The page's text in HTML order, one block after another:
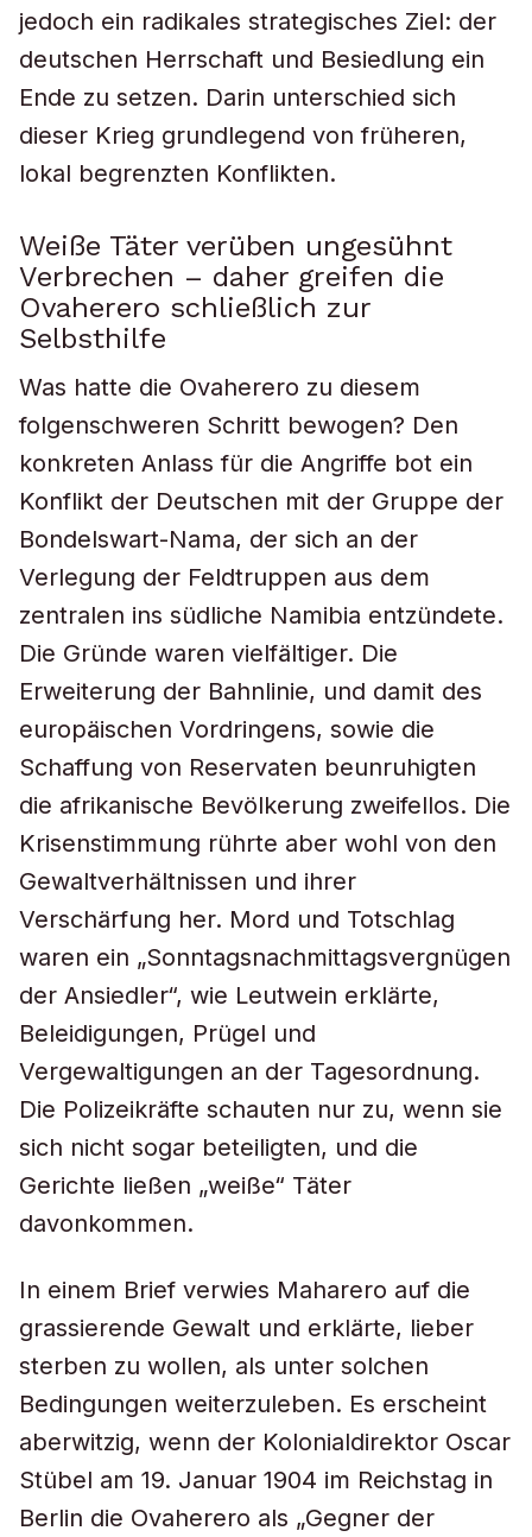
jedoch ein radikales strategisches Ziel: der
deutschen Herrschaft und Besiedlung ein
Ende zu setzen. Darin unterschied sich
dieser Krieg grundlegend von früheren,
lokal begrenzten Konflikten.
Weiße Täter verüben ungesühnt
Verbrechen – daher greifen die
Ovaherero schließlich zur
Selbsthilfe
Was hatte die Ovaherero zu diesem
folgenschweren Schritt bewogen? Den
konkreten Anlass für die Angriffe bot ein
Konflikt der Deutschen mit der Gruppe der
Bondelswart-Nama, der sich an der
Verlegung der Feldtruppen aus dem
zentralen ins südliche Namibia entzündete.
Die Gründe waren vielfältiger. Die
Erweiterung der Bahnlinie, und damit des
europäischen Vordringens, sowie die
Schaffung von Reservaten beunruhigten
die afrikanische Bevölkerung zweifellos. Die
Krisenstimmung rührte aber wohl von den
Gewaltverhältnissen und ihrer
Verschärfung her. Mord und Totschlag
waren ein „Sonntagsnachmittagsvergnügen
der Ansiedler“, wie Leutwein erklärte,
Beleidigungen, Prügel und
Vergewaltigungen an der Tagesordnung.
Die Polizeikräfte schauten nur zu, wenn sie
sich nicht sogar beteiligten, und die
Gerichte ließen „weiße“ Täter
davonkommen.
In einem Brief verwies Maharero auf die
grassierende Gewalt und erklärte, lieber
sterben zu wollen, als unter solchen
Bedingungen weiterzuleben. Es erscheint
aberwitzig, wenn der Kolonialdirektor Oscar
Stübel am 19. Januar 1904 im Reichstag in
Berlin die Ovaherero als „Gegner der